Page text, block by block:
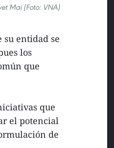
Mai (Foto: VNA)
su entidad se
los
que
que
el potencial
de